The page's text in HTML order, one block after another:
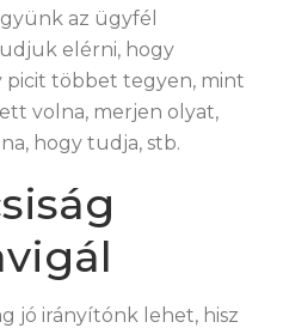
az ügyfél
elérni, hogy
többet tegyen, mint
volna, merjen olyat,
hogy tudja, stb.
jó irányítónk lehet, hisz